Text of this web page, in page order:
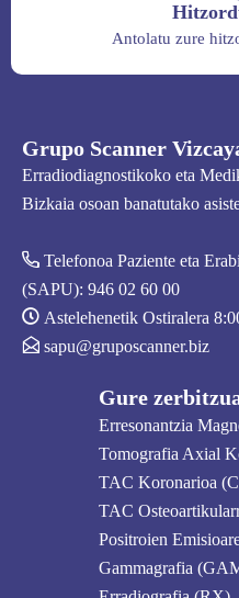
Antolatu zure
Grupo Scanner
Erradiodiagnostikoko eta
Bizkaia osoan banatutako
Telefonoa Paziente eta
(SAPU): 946 02 60 00
Astelehenetik Ostiralera
sapu@gruposcanner.biz
Gure
Erresonantzia
Tomografia Axial
TAC Koronarioa
TAC
Positroien
Gammagrafia